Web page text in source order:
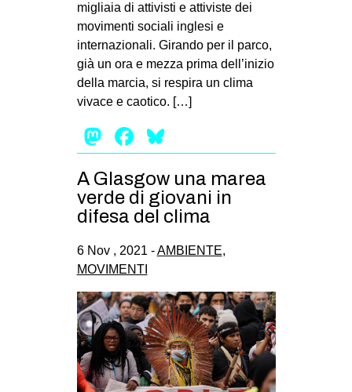
migliaia di attivisti e attiviste dei
movimenti sociali inglesi e
internazionali. Girando per il parco,
già un ora e mezza prima dell’inizio
della marcia, si respira un clima
vivace e caotico. […]
Mastodon
Facebook
A Glasgow una marea
verde di giovani in
difesa del clima
6 Nov , 2021 -AMBIENTE,
MOVIMENTI